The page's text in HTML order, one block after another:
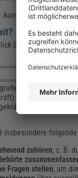
geeigneter
über die
sind zwei
sollte aktiv auf
einige Punkte
insbesondere
zuhören, z. B.
Fragen stellen, um